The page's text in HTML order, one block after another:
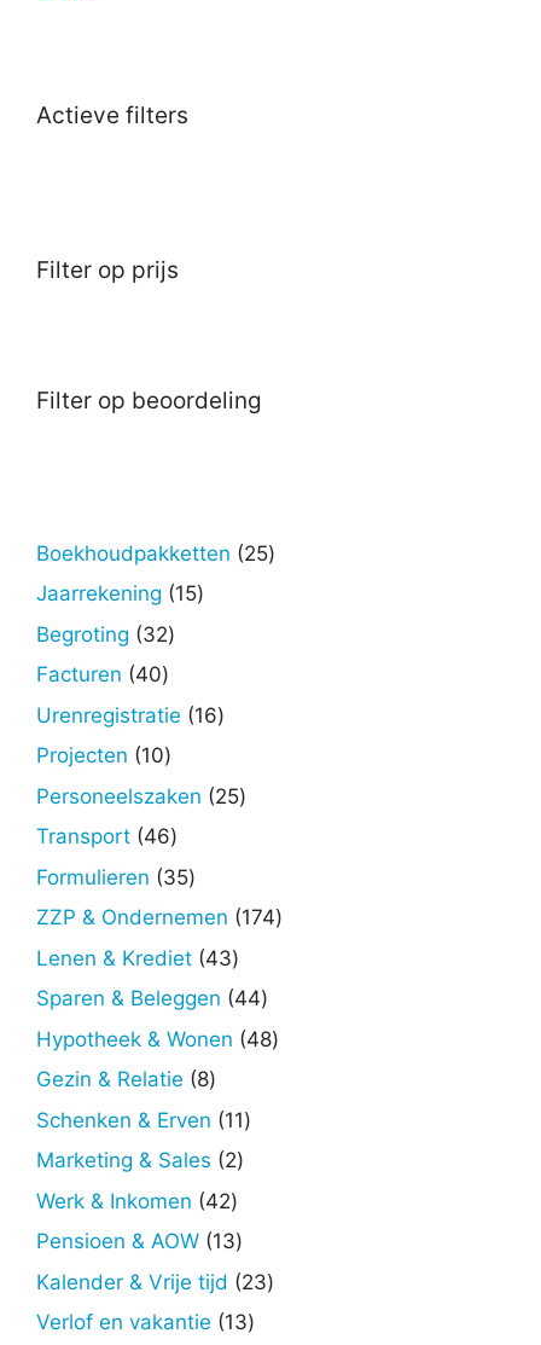
Actieve filters
Filter op prijs
Filter op beoordeling
Boekhoudpakketten 2525
Jaarrekening 1515
Begroting 3232
Facturen 4040
producten
Urenregistratie 1616
Projecten 1010
producten
Personeelszaken 2525
Transport 4646
producten
Formulieren 3535
producten
ZZP & Ondernemen 174174
Lenen & Krediet 4343
producten
Sparen & Beleggen 4444
producten
Hypotheek & Wonen 4848
Gezin & Relatie 88
producten
Schenken & Erven 1111
Marketing & Sales 22
Werk & Inkomen 4242
producten
Pensioen & AOW 1313
producten
Kalender & Vrije tijd 2323
Verlof en vakantie 1313